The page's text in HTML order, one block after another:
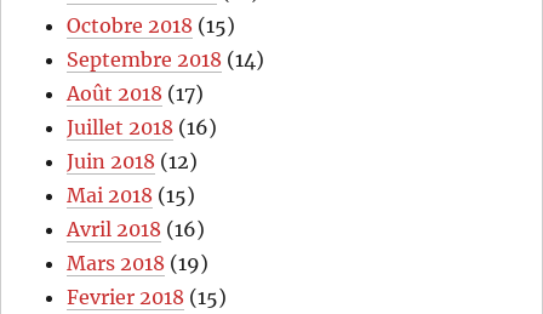
Octobre 2018 (15)
Septembre 2018 (14)
Août 2018 (17)
Juillet 2018 (16)
Juin 2018 (12)
Mai 2018 (15)
Avril 2018 (16)
Mars 2018 (19)
Fevrier 2018 (15)